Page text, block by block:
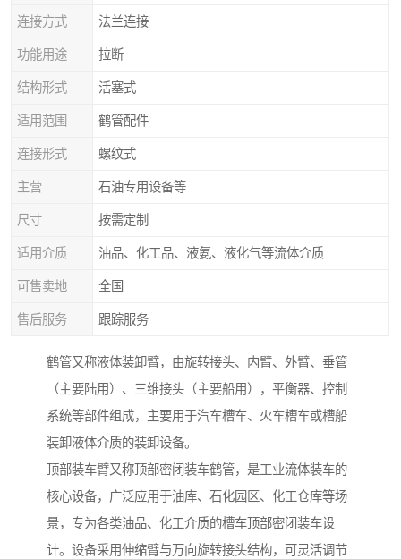
连接方式 法兰连接
功能用途 拉断
结构形式 活塞式
适用范围 鹤管配件
连接形式 螺纹式
主营 石油专用设备等
尺寸 按需定制
适用介质 油品、化工品、液氨、液化气等流体介质
可售卖地 全国
售后服务 跟踪服务
鹤管又称液体装卸臂，由旋转接头、内臂、外臂、垂管
（主要陆用）、三维接头（主要船用），平衡器、控制
系统等部件组成，主要用于汽车槽车、火车槽车或槽船
装卸液体介质的装卸设备。
顶部装车臂又称顶部密闭装车鹤管，是工业流体装车的
核心设备，广泛应用于油库、石化园区、化工仓库等场
景，专为各类油品、化工介质的槽车顶部密闭装车设
计。设备采用伸缩臂与万向旋转接头结构，可灵活调节